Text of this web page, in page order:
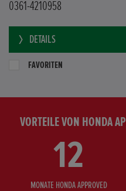
0361-4210958
DETAILS
FAVORITEN
VORTEILE VON HONDA
12
MONATE HONDA APPROVED